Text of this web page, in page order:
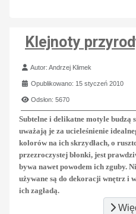
Klejnoty
Szczegóły
Autor:Andrzej Klimek
Opublikowano: 15 styczeń 2010
Odsłon: 5670
Subtelne i delikatne motyle budzą
uważają je za ucieleśnienie
kolorów na ich skrzydłach, o
przezroczystej błonki, jest
bywa nawet powodem ich zguby.
używane są do dekoracji wnętrz i
ich zagładą.